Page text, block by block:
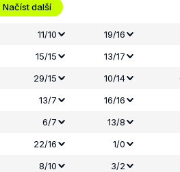
Načíst další
11/10 19/16
15/15 13/17
29/15 10/14
13/7 16/16
6/7
13/8
22/16
1/0
8/10
3/2